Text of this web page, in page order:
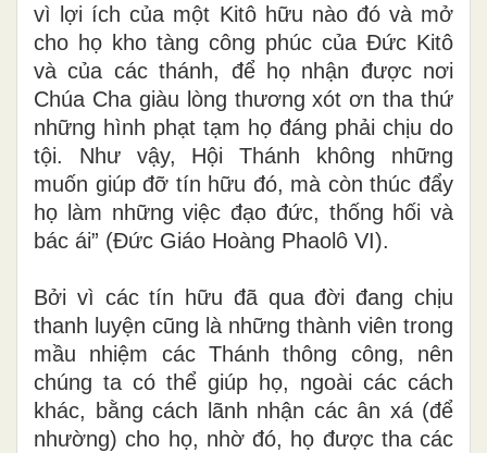
vì lợi ích của một Kitô hữu nào đó và mở
cho họ kho tàng công phúc của Đức Kitô
và của các thánh, để họ nhận được nơi
Chúa Cha giàu lòng thương xót ơn tha thứ
những hình phạt tạm họ đáng phải chịu do
tội. Như vậy, Hội Thánh không những
muốn giúp đỡ tín hữu đó, mà còn thúc đẩy
họ làm những việc đạo đức, thống hối và
bác ái” (Đức Giáo Hoàng Phaolô VI).
Bởi vì các tín hữu đã qua đời đang chịu
thanh luyện cũng là những thành viên trong
mầu nhiệm các Thánh thông công, nên
chúng ta có thể giúp họ, ngoài các cách
khác, bằng cách lãnh nhận các ân xá (để
nhường) cho họ, nhờ đó, họ được tha các